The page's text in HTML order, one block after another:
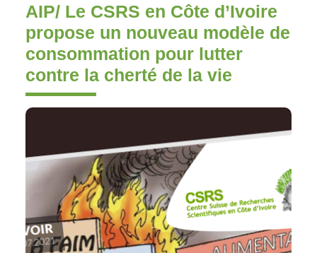
AIP/ Le CSRS en Côte d’Ivoire
propose un nouveau modèle de
consommation pour lutter
contre la cherté de la vie